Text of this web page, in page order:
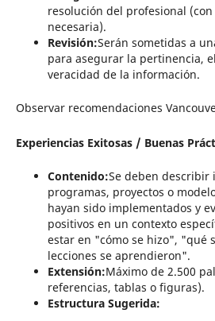
resolución del profesional
necesaria).
Revisión:Serán sometidas a
para asegurar la pertinencia,
veracidad de la información.
Observar recomendaciones
Experiencias Exitosas / Buenas
Contenido:Se deben describir
programas, proyectos o
hayan sido implementados y
positivos en un contexto
estar en "cómo se hizo", "qué
lecciones se aprendieron".
Extensión:Máximo de 2.500
referencias, tablas o figuras).
Estructura Sugerida: